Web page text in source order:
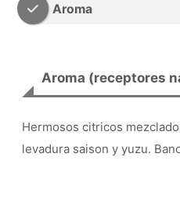
Aroma
Aroma (receptores
Hermosos citricos
levadura saison y yuzu.